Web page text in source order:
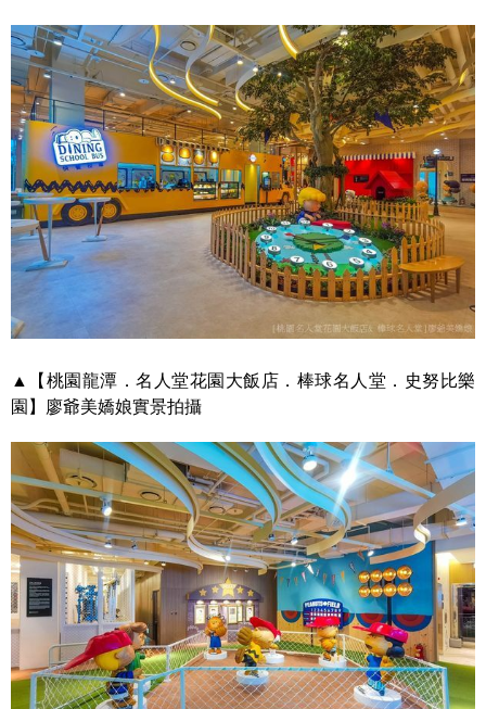
▲【桃園龍潭．名人堂花園大飯店．棒球名人堂．史努比樂
園】廖爺美嬌娘實景拍攝